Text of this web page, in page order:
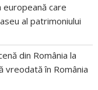
care
al patrimoniului
din România la
vreodată în România